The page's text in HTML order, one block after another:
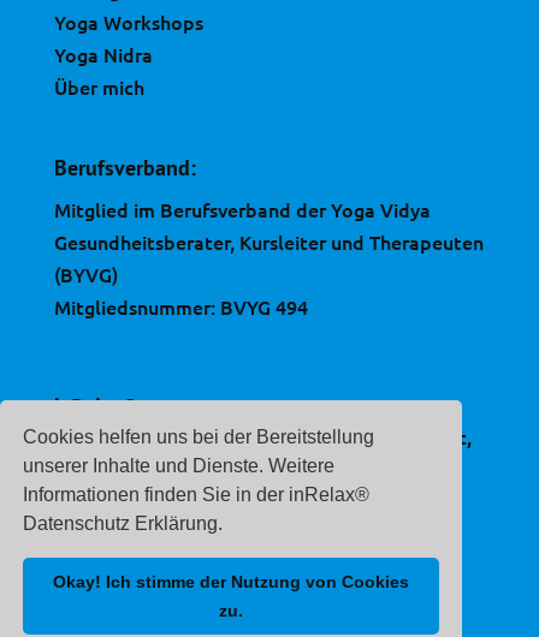
Cookies helfen uns bei der Bereitstellung
unserer Inhalte und Dienste. Weitere
Informationen finden Sie in der inRelax®
Datenschutz Erklärung.
Okay! Ich stimme der Nutzung von Cookies
zu.
Yoga Workshops
Yoga Nidra
Über mich
Berufsverband:
Mitglied im Berufsverband der Yoga Vidya
Gesundheitsberater, Kursleiter und Therapeuten
(BYVG)
Mitgliedsnummer: BVYG 494
inRelax®
ist eine, im Deutschen Patent- und Markenamt,
eingetragene Marke.
Registernummer:
30 2020 212 507